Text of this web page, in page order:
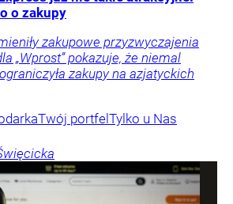
o zakupy
zakupowe przyzwyczajenia
„Wprost” pokazuje, że niemal
zakupy na azjatyckich
Twój portfel Tylko u Nas